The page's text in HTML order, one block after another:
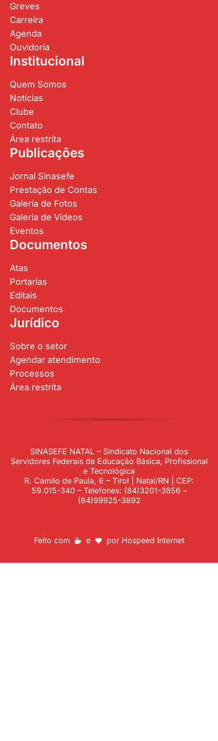
Greves
Carreira
Agenda
Ouvidoria
Institucional
Quem Somos
Notícias
Clube
Contato
Área restrita
Publicações
Jornal Sinasefe
Prestação de Contas
Galeria de Fotos
Galeria de Vídeos
Eventos
Documentos
Atas
Portarias
Editais
Documentos
Jurídico
Sobre o setor
Agendar atendimento
Processos
Área restrita
SINASEFE NATAL – Sindicato Nacional dos
Servidores Federais da Educação Básica, Profissional
e Tecnológica
R. Camilo de Paula, 6 – Tirol | Natal/RN | CEP:
59.015-340 – Telefones: (84)3201-3856 –
(84)99925-3892
Feito com e por Hospeed Internet